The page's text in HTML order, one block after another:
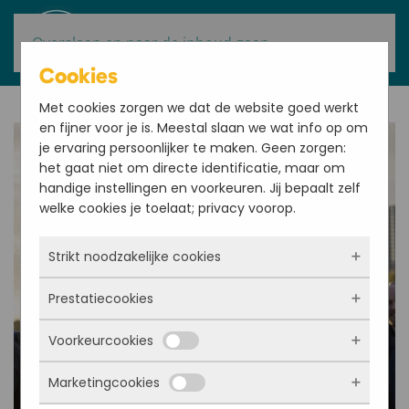
Overslaan en naar de inhoud gaan
Cookies
Met cookies zorgen we dat de website goed werkt
en fijner voor je is. Meestal slaan we wat info op om
je ervaring persoonlijker te maken. Geen zorgen:
het gaat niet om directe identificatie, maar om
handige instellingen en voorkeuren. Jij bepaalt zelf
welke cookies je toelaat; privacy voorop.
Strikt noodzakelijke cookies
Deze cookies zorgen ervoor dat de website
überhaupt werkt. Ze zijn dus altijd actief en
kunnen niet worden uitgezet. Meestal worden
ze alleen geplaatst als jij iets doet, zoals
inloggen, een formulier invullen of je
Prestatiecookies
Met deze cookies zien we hoe vaak onze site
bezocht wordt, waar bezoekers vandaan
komen en welke pagina’s populair zijn. Zo
Voorkeurcookies
Deze cookies onthouden jouw voorkeuren.
Marketingcookies